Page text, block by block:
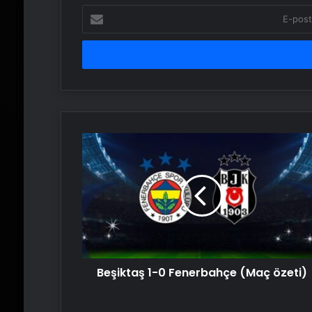
posta
adresinizi
Beşiktaş
1-
0
Fenerbahçe
(Maç
Beşiktaş 1-0 Fenerbahçe (Maç özeti)